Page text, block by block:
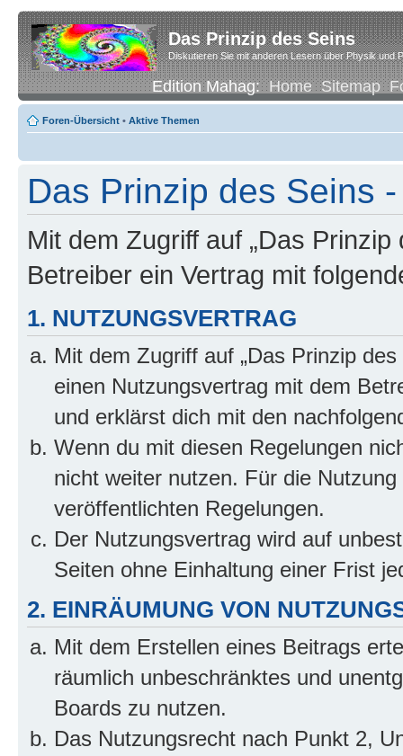
Das Prinzip des Seins
Diskutieren Sie mit anderen Lesern über Physik und
Edition Mahag:Home Sitemap
Foren-Übersicht • Aktive Themen
Das Prinzip des Seins
Mit dem Zugriff auf „Das
Betreiber ein Vertrag mit
1. NUTZUNGSVERTRAG
Mit dem Zugriff auf „Das Prinzip
einen Nutzungsvertrag mit dem
und erklärst dich mit den
Wenn du mit diesen Regelungen
nicht weiter nutzen. Für die
veröffentlichten Regelungen.
Der Nutzungsvertrag wird auf
Seiten ohne Einhaltung einer Frist
2. EINRÄUMUNG VON
Mit dem Erstellen eines Beitrags
räumlich unbeschränktes und
Boards zu nutzen.
Das Nutzungsrecht nach Punkt 2,